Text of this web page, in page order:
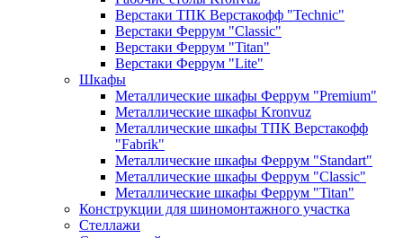
Верстаки ТПК Верстакофф "Technic"
Верстаки Феррум "Classic"
Верстаки Феррум "Titan"
Верстаки Феррум "Lite"
Шкафы
Металлические шкафы Феррум "Premium"
Металлические шкафы Kronvuz
Металлические шкафы ТПК Верстакофф
"Fabrik"
Металлические шкафы Феррум "Standart"
Металлические шкафы Феррум "Classic"
Металлические шкафы Феррум "Titan"
Конструкции для шиномонтажного участка
Стеллажи